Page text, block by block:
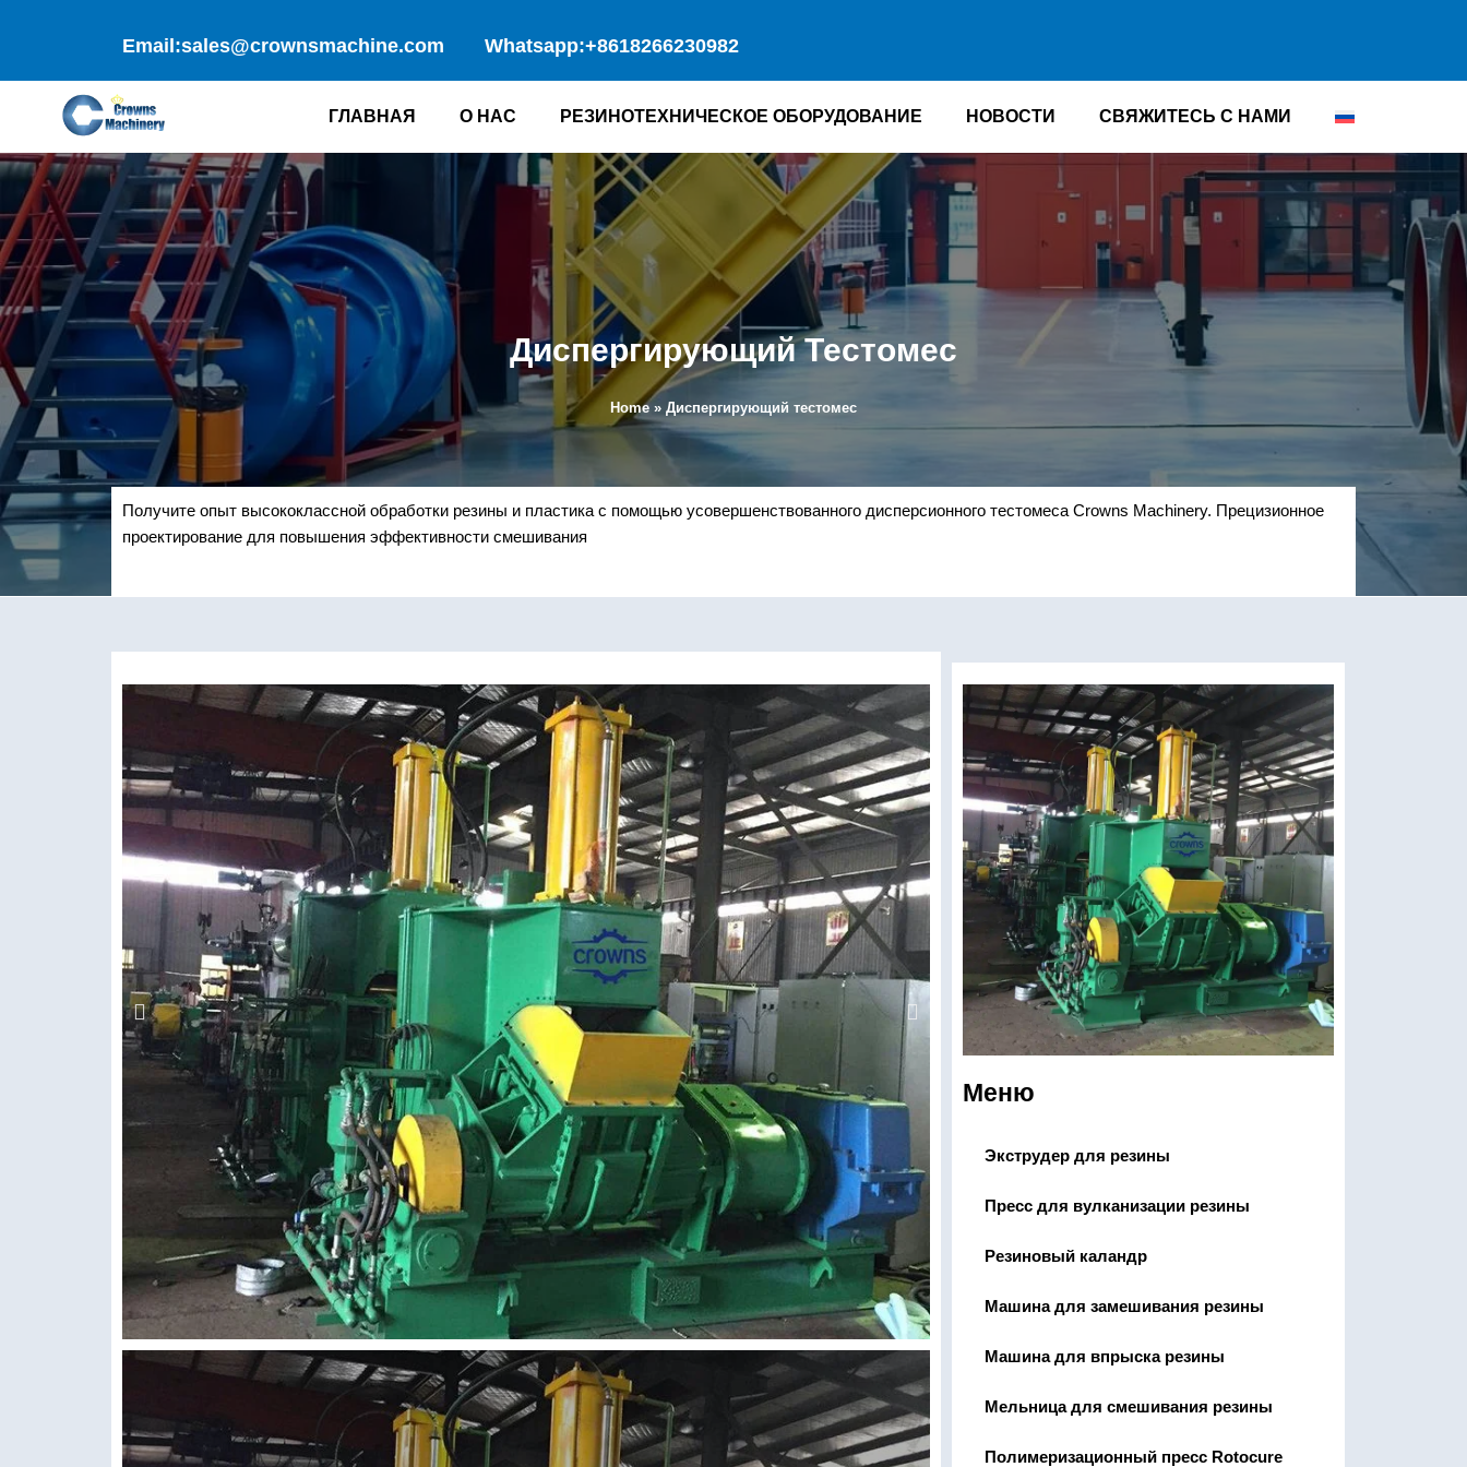
Email:sales@crownsmachine.com Whatsapp:+8618266230982
ГЛАВНАЯ О НАС РЕЗИНОТЕХНИЧЕСКОЕ ОБОРУДОВАНИЕ НОВОСТИ СВЯЖИТЕСЬ С НАМИ
Диспергирующий Тестомес
Home » Диспергирующий тестомес
Получите опыт высококлассной обработки резины и пластика с помощью усовершенствованного дисперсионного тестомеса Crowns Machinery. Прецизионное
проектирование для повышения эффективности смешивания
Меню
Экструдер для резины
Пресс для вулканизации резины
Резиновый каландр
Машина для замешивания резины
Машина для впрыска резины
Мельница для смешивания резины
Полимеризационный пресс Rotocure